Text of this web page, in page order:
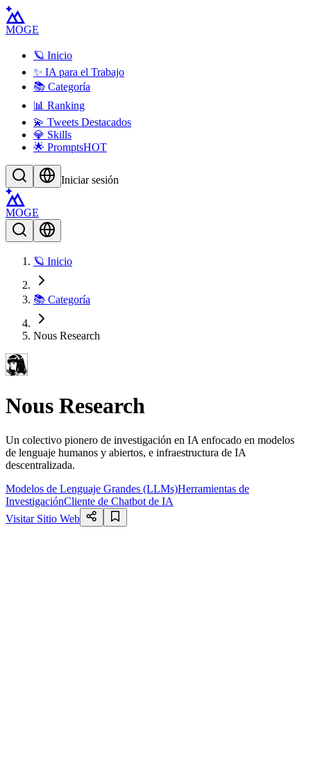
MOGE
🪐 Inicio
✨ IA para el Trabajo
📚 Categoría
📊 Ranking
💫 Tweets Destacados
💎 Skills
🌟 PromptsHOT
Iniciar sesión
MOGE
🪐 Inicio
📚 Categoría
Nous Research
Nous Research
Un colectivo pionero de investigación en IA enfocado en modelos
de lenguaje humanos y abiertos, e infraestructura de IA
descentralizada.
Modelos de Lenguaje Grandes (LLMs)Herramientas de
InvestigaciónCliente de Chatbot de IA
Visitar Sitio Web